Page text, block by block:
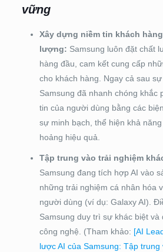
vững
Xây dựng niềm tin khách
lượng: Samsung luôn đặt chất
hàng đầu, cam kết cung cấp
cho khách hàng. Ngay cả sau sự
Samsung đã nhanh chóng khắc
tin của người dùng bằng các
sự minh bạch, thể hiện khả
hoảng hiệu quả.
Tập trung vào trải nghiệm
Samsung đang tích hợp AI vào
những trải nghiệm cá nhân hóa
người dùng (ví dụ: Galaxy AI).
Samsung duy trì sự khác biệt
công nghệ. (Tham khảo: [AI
lược AI của Samsung: Tập trung